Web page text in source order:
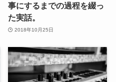
事にするまでの過程を綴っ
た実話。
2018年10月25日